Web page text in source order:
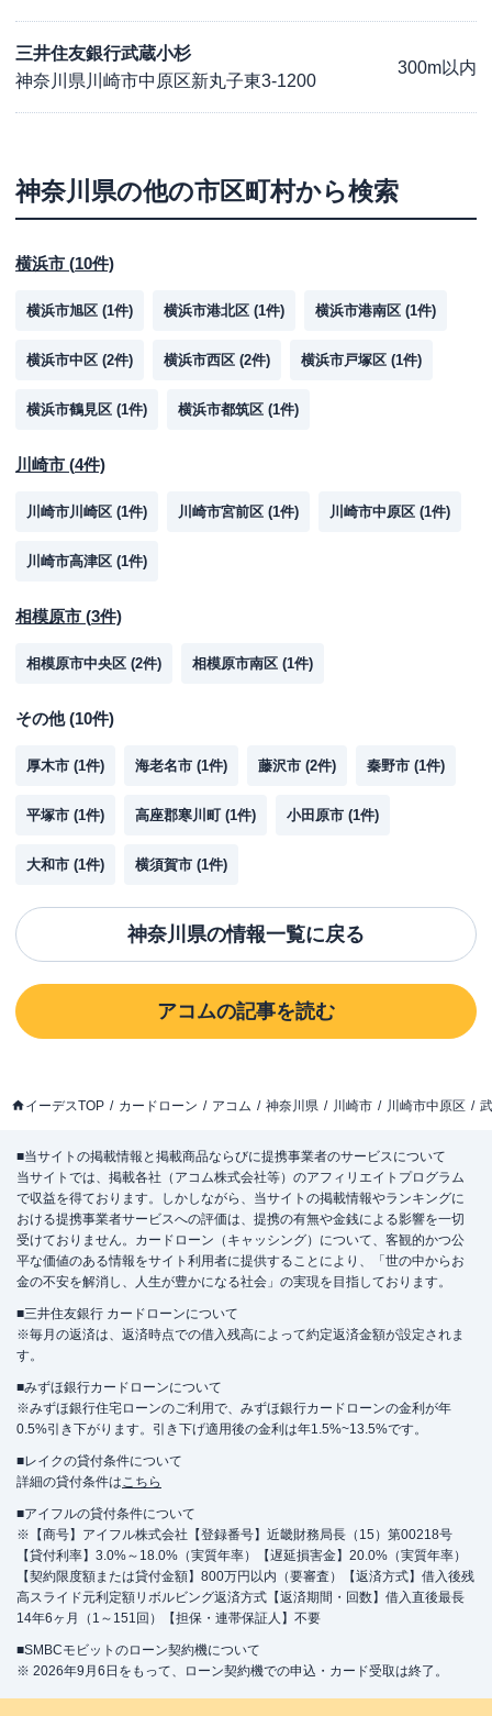
三井住友銀行武蔵小杉
神奈川県川崎市中原区新丸子東3-1200
300m以内
神奈川県の他の市区町村から検索
横浜市 (10件)
横浜市旭区 (1件) 横浜市港北区 (1件) 横浜市港南区 (1件)
横浜市中区 (2件) 横浜市西区 (2件) 横浜市戸塚区 (1件)
横浜市鶴見区 (1件) 横浜市都筑区 (1件)
川崎市 (4件)
川崎市川崎区 (1件) 川崎市宮前区 (1件) 川崎市中原区 (1件)
川崎市高津区 (1件)
相模原市 (3件)
相模原市中央区 (2件) 相模原市南区 (1件)
その他(10件)
厚木市 (1件) 海老名市 (1件) 藤沢市 (2件) 秦野市 (1件)
平塚市 (1件) 高座郡寒川町 (1件) 小田原市 (1件)
大和市 (1件) 横須賀市 (1件)
神奈川県の情報一覧に戻る
アコムの記事を読む
イーデスTOP カードローン アコム 神奈川県 川崎市 川崎市中原区
■当サイトの掲載情報と掲載商品ならびに提携事業者のサービスについて
当サイトでは、掲載各社（アコム株式会社等）のアフィリエイトプログラム
で収益を得ております。しかしながら、当サイトの掲載情報やランキングに
おける提携事業者サービスへの評価は、提携の有無や金銭による影響を一切
受けておりません。カードローン（キャッシング）について、客観的かつ公
平な価値のある情報をサイト利用者に提供することにより、「世の中からお
金の不安を解消し、人生が豊かになる社会」の実現を目指しております。
■三井住友銀行 カードローンについて
※毎月の返済は、返済時点での借入残高によって約定返済金額が設定されま
す。
■みずほ銀行カードローンについて
※みずほ銀行住宅ローンのご利用で、みずほ銀行カードローンの金利が年
0.5%引き下がります。引き下げ適用後の金利は年1.5%~13.5%です。
■レイクの貸付条件について
詳細の貸付条件はこちら
■アイフルの貸付条件について
※【商号】アイフル株式会社【登録番号】近畿財務局長（15）第00218号
【貸付利率】3.0%～18.0%（実質年率）【遅延損害金】20.0%（実質年率）
【契約限度額または貸付金額】800万円以内（要審査）【返済方式】借入後残
高スライド元利定額リボルビング返済方式【返済期間・回数】借入直後最長
14年6ヶ月（1～151回）【担保・連帯保証人】不要
■SMBCモビットのローン契約機について
※ 2026年9月6日をもって、ローン契約機での申込・カード受取は終了。